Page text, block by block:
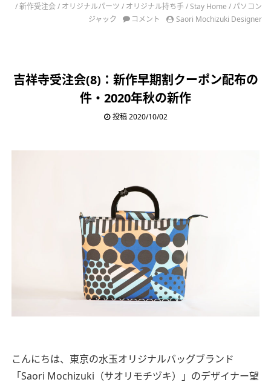
/新作受注会/ オリジナルパーツ / オリジナル持ち手/Stay Home / パソコン
ジャック
コメント Saori Mochizuki Designer
吉祥寺受注会(8)：新作早期割クーポン配布の
件・2020年秋の新作
投稿 2020/10/02
こんにちは、東京の水玉オリジナルバッグブランド
「Saori Mochizuki（サオリモチヅキ）」のデザイナー望